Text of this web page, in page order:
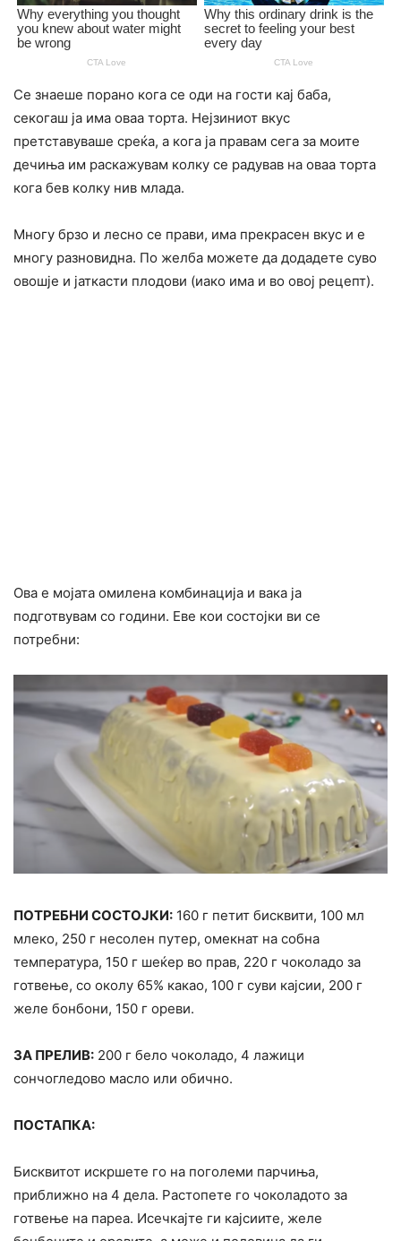
Се знаеше порано кога се оди на гости кај баба,
секогаш ја има оваа торта. Нејзиниот вкус
претставуваше среќа, а кога ја правам сега за моите
дечиња им раскажувам колку се радував на оваа торта
кога бев колку нив млада.
Многу брзо и лесно се прави, има прекрасен вкус и е
многу разновидна. По желба можете да додадете суво
овошје и јаткасти плодови (иако има и во овој рецепт).
Ова е мојата омилена комбинација и вака ја
подготвувам со години. Еве кои состојки ви се
потребни:
ПОТРЕБНИ СОСТОЈКИ: 160 г петит бисквити, 100 мл
млеко, 250 г несолен путер, омекнат на собна
температура, 150 г шеќер во прав, 220 г чоколадо за
готвење, со околу 65% какао, 100 г суви кајсии, 200 г
желе бонбони, 150 г ореви.
ЗА ПРЕЛИВ: 200 г бело чоколадо, 4 лажици
сончогледово масло или обично.
ПОСТАПКА:
Бисквитот искршете го на поголеми парчиња,
приближно на 4 дела. Растопете го чоколадото за
готвење на пареа. Исечкајте ги кајсиите, желе